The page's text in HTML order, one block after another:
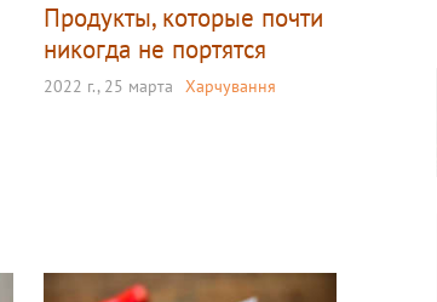
Продукты, которые почти
никогда не портятся
2022 г., 25 марта Харчування